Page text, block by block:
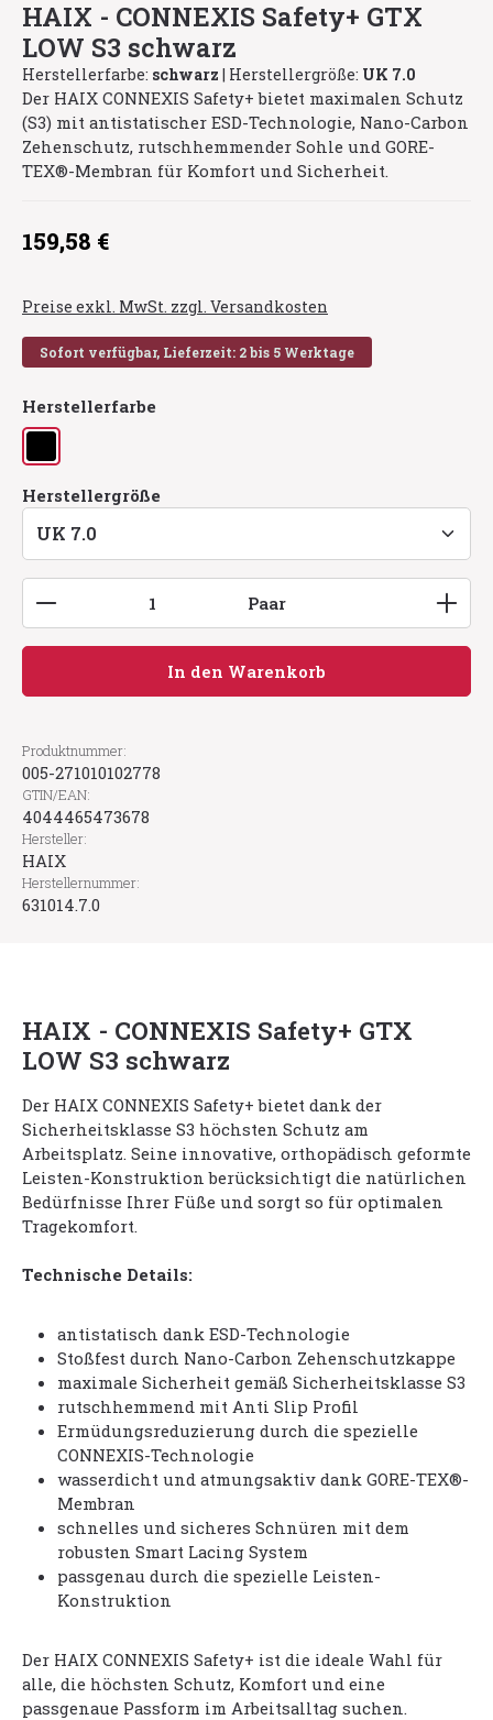
HAIX - CONNEXIS Safety+ GTX
LOW S3 schwarz
Herstellerfarbe: schwarz | Herstellergröße: UK 7.0
Der HAIX CONNEXIS Safety+ bietet maximalen Schutz
(S3) mit antistatischer ESD-Technologie, Nano-Carbon
Zehenschutz, rutschhemmender Sohle und GORE-
TEX®-Membran für Komfort und Sicherheit.
Regulärer Preis:
159,58 €
Preise exkl. MwSt. zzgl. Versandkosten
Sofort verfügbar, Lieferzeit: 2 bis 5 Werktage
Herstellerfarbe
schwarz
Herstellergröße
Produkt Anzahl: Gib den gewünschten Wert
Paar
In den Warenkorb
Produktnummer:
005-271010102778
GTIN/EAN:
4044465473678
Hersteller:
HAIX
Herstellernummer:
631014.7.0
HAIX - CONNEXIS Safety+ GTX
LOW S3 schwarz
Der HAIX CONNEXIS Safety+ bietet dank der
Sicherheitsklasse S3 höchsten Schutz am
Arbeitsplatz. Seine innovative, orthopädisch geformte
Leisten-Konstruktion berücksichtigt die natürlichen
Bedürfnisse Ihrer Füße und sorgt so für optimalen
Tragekomfort.
Technische Details:
antistatisch dank ESD-Technologie
Stoßfest durch Nano-Carbon Zehenschutzkappe
maximale Sicherheit gemäß Sicherheitsklasse S3
rutschhemmend mit Anti Slip Profil
Ermüdungsreduzierung durch die spezielle
CONNEXIS-Technologie
wasserdicht und atmungsaktiv dank GORE-TEX®-
Membran
schnelles und sicheres Schnüren mit dem
robusten Smart Lacing System
passgenau durch die spezielle Leisten-
Konstruktion
Der HAIX CONNEXIS Safety+ ist die ideale Wahl für
alle, die höchsten Schutz, Komfort und eine
passgenaue Passform im Arbeitsalltag suchen.